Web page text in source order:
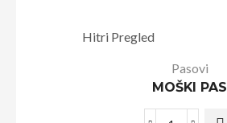
Hitri Pregled
Pasovi
MOŠKI PAS